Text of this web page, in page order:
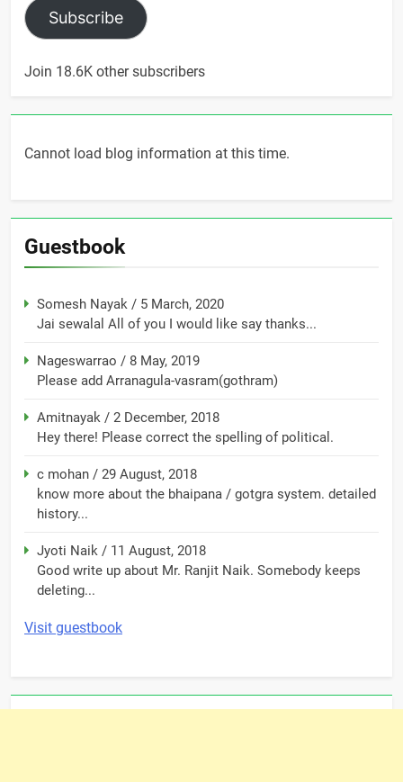
Subscribe
Join 18.6K other subscribers
Cannot load blog information at this time.
Guestbook
Somesh Nayak / 5 March, 2020
Jai sewalal All of you I would like say thanks...
Nageswarrao / 8 May, 2019
Please add Arranagula-vasram(gothram)
Amitnayak / 2 December, 2018
Hey there! Please correct the spelling of political.
c mohan / 29 August, 2018
know more about the bhaipana / gotgra system. detailed
history...
Jyoti Naik / 11 August, 2018
Good write up about Mr. Ranjit Naik. Somebody keeps
deleting...
Visit guestbook